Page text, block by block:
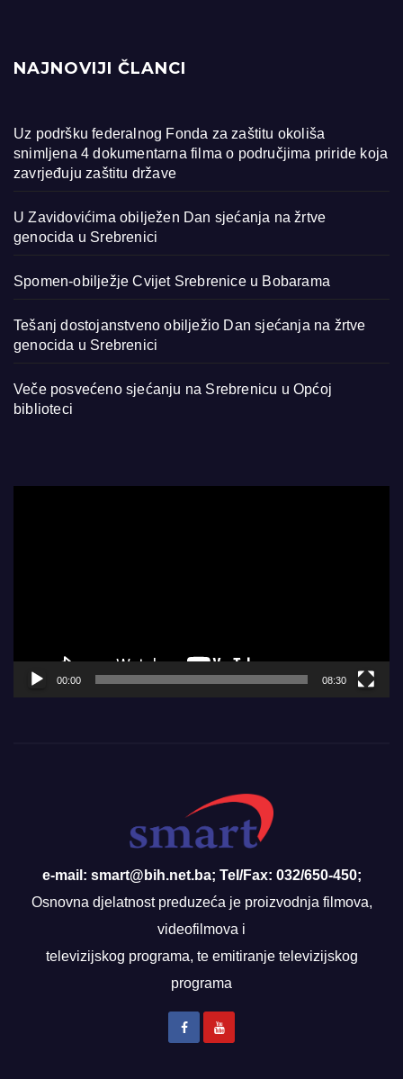
NAJNOVIJI ČLANCI
Uz podršku federalnog Fonda za zaštitu okoliša
snimljena 4 dokumentarna filma o područjima priride koja
zavrjeđuju zaštitu države
U Zavidovićima obilježen Dan sjećanja na žrtve
genocida u Srebrenici
Spomen-obilježje Cvijet Srebrenice u Bobarama
Tešanj dostojanstveno obilježio Dan sjećanja na žrtve
genocida u Srebrenici
Veče posvećeno sjećanju na Srebrenicu u Općoj
biblioteci
00:00 08:30
e-mail: smart@bih.net.ba; Tel/Fax: 032/650-450;
Osnovna djelatnost preduzeća je proizvodnja filmova,
videofilmova i
televizijskog programa, te emitiranje televizijskog
programa